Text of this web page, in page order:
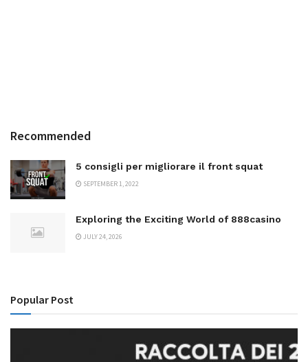
Recommended
5 consigli per migliorare il front squat
SEPTEMBER 1, 2022
Exploring the Exciting World of 888casino
JULY 24, 2026
Popular Post